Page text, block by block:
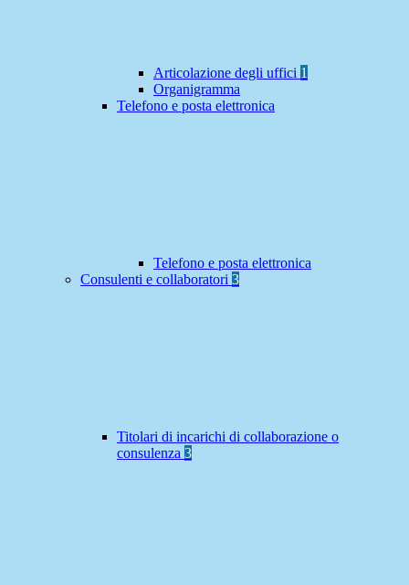
Articolazione degli uffici 1
Organigramma
Telefono e posta elettronica
Telefono e posta elettronica
Consulenti e collaboratori 3
Titolari di incarichi di collaborazione o
consulenza 3